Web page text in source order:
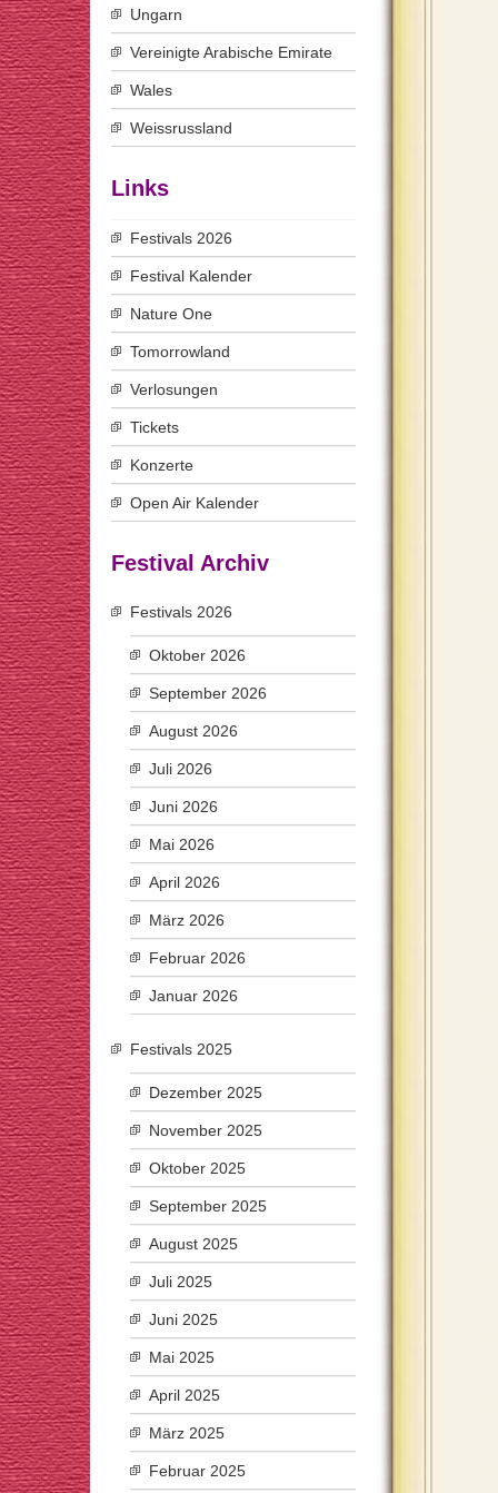
Ungarn
Vereinigte Arabische Emirate
Wales
Weissrussland
Links
Festivals 2026
Festival Kalender
Nature One
Tomorrowland
Verlosungen
Tickets
Konzerte
Open Air Kalender
Festival Archiv
Festivals 2026
Oktober 2026
September 2026
August 2026
Juli 2026
Juni 2026
Mai 2026
April 2026
März 2026
Februar 2026
Januar 2026
Festivals 2025
Dezember 2025
November 2025
Oktober 2025
September 2025
August 2025
Juli 2025
Juni 2025
Mai 2025
April 2025
März 2025
Februar 2025